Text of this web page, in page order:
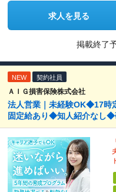
求人を見る
掲載終了
NEW 契約社員
ＡＩＧ損害保険株式会社
法人営業｜未経験OK◆17時
固定給あり◆知人紹介なし